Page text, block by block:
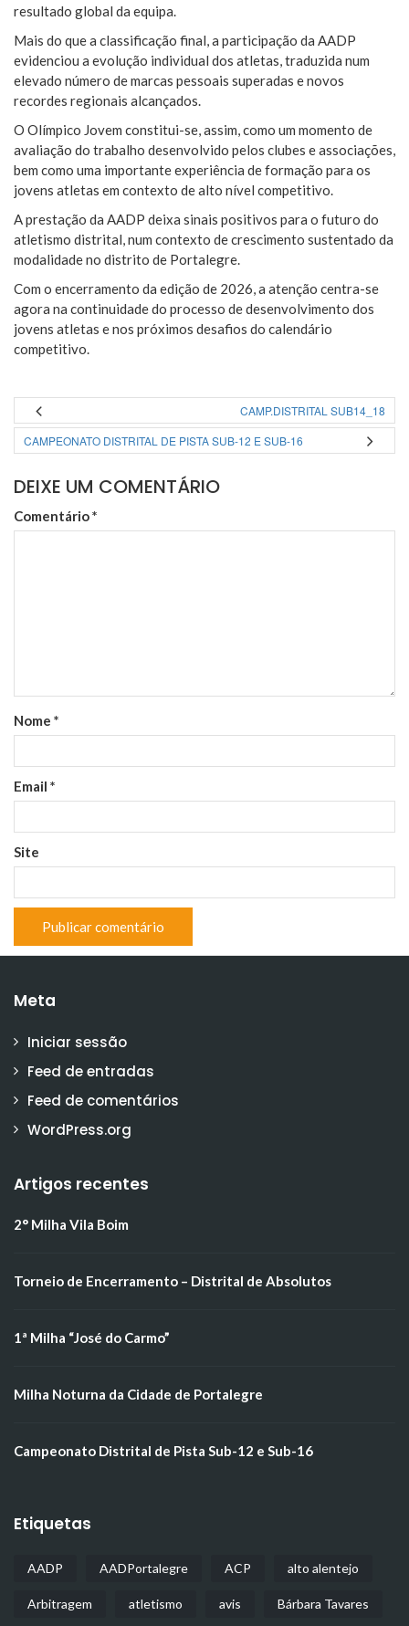
resultado global da equipa.
Mais do que a classificação final, a participação da AADP
evidenciou a evolução individual dos atletas, traduzida num
elevado número de marcas pessoais superadas e novos
recordes regionais alcançados.
O Olímpico Jovem constitui-se, assim, como um momento de
avaliação do trabalho desenvolvido pelos clubes e associações,
bem como uma importante experiência de formação para os
jovens atletas em contexto de alto nível competitivo.
A prestação da AADP deixa sinais positivos para o futuro do
atletismo distrital, num contexto de crescimento sustentado da
modalidade no distrito de Portalegre.
Com o encerramento da edição de 2026, a atenção centra-se
agora na continuidade do processo de desenvolvimento dos
jovens atletas e nos próximos desafios do calendário
competitivo.
CAMP.DISTRITAL SUB14_18
CAMPEONATO DISTRITAL DE PISTA SUB-12 E SUB-16
DEIXE UM COMENTÁRIO
Comentário*
Nome *
Email *
Site
Meta
Iniciar sessão
Feed de entradas
Feed de comentários
WordPress.org
Artigos recentes
2° Milha Vila Boim
Torneio de Encerramento – Distrital de Absolutos
1ª Milha “José do Carmo”
Milha Noturna da Cidade de Portalegre
Campeonato Distrital de Pista Sub-12 e Sub-16
Etiquetas
AADP AADPortalegre ACP alto alentejo
Arbitragem atletismo avis Bárbara Tavares